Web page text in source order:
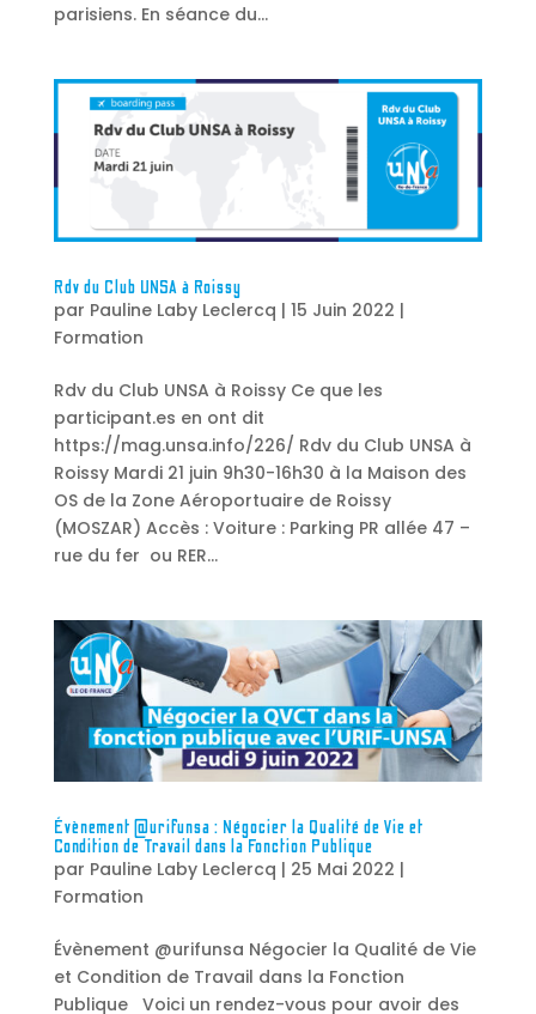
parisiens. En séance du...
Rdv du Club UNSA à Roissy
par Pauline Laby Leclercq | 15 Juin 2022 |
Formation
Rdv du Club UNSA à Roissy Ce que les
participant.es en ont dit
https://mag.unsa.info/226/ Rdv du Club UNSA à
Roissy Mardi 21 juin 9h30-16h30 à la Maison des
OS de la Zone Aéroportuaire de Roissy
(MOSZAR) Accès : Voiture : Parking PR allée 47 –
rue du fer ou RER...
Évènement @urifunsa : Négocier la Qualité de Vie et
Condition de Travail dans la Fonction Publique
par Pauline Laby Leclercq | 25 Mai 2022 |
Formation
Évènement @urifunsa Négocier la Qualité de Vie
et Condition de Travail dans la Fonction
Publique Voici un rendez-vous pour avoir des